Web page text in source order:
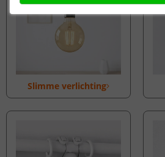
Slimme verlichting